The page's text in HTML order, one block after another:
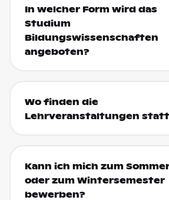
In welcher Form wird das
Studium
Bildungswissenschaften
angeboten?
Wo finden die
Lehrveranstaltungen
Kann ich mich zum
oder zum Wintersemester
bewerben?